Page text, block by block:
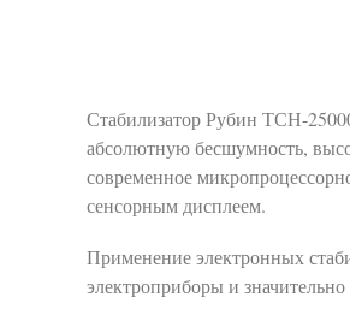
Стабилизатор Рубин ТСН-
абсолютную бесшумность,
современное
сенсорным дисплеем.
Применение электронных
электроприборы и